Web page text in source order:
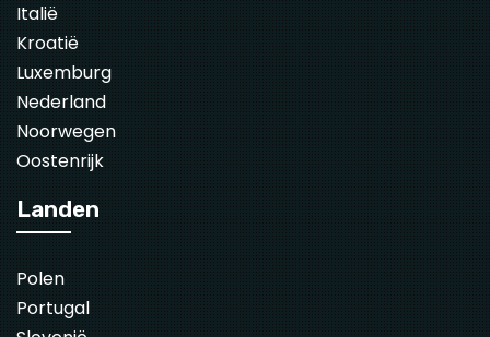
Italië
Kroatië
Luxemburg
Nederland
Noorwegen
Oostenrijk
Landen
Polen
Portugal